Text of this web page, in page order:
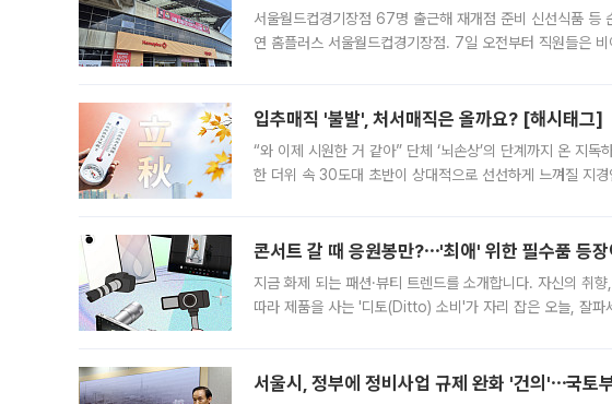
서울월드컵경기장점 67명 출근해 재개점 준비 신선식품
연 홈플러스 서울월드컵경기장점. 7일 오전부터 직원들은
입추매직 '불발', 처서매직은 올까요? [해시태그]
“와 이제 시원한 거 같아” 단체 ‘뇌손상’의 단계까지 온 지
한 더위 속 30도대 초반이 상대적으로 선선하게 느껴질 지
콘서트 갈 때 응원봉만?⋯'최애' 위한 필수품 등
지금 화제 되는 패션·뷰티 트렌드를 소개합니다. 자신의 취
따라 제품을 사는 '디토(Ditto) 소비'가 자리 잡은 오늘, 잘파
서울시, 정부에 정비사업 규제 완화 '건의'⋯국토